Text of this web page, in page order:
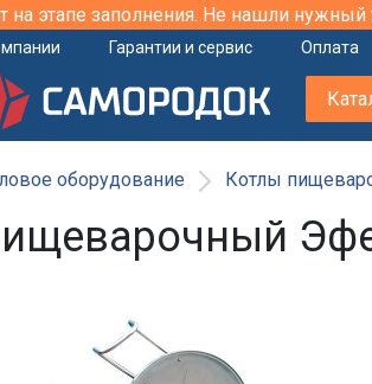
на этапе заполнения. Не нашли нужный
Гарантии и сервис Оплата
оборудование Котлы